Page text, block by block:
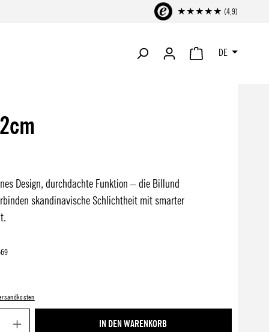
★★★★★ (4,9)
WARENKORB
DE
Design, durchdachte Funktion – die Billund
skandinavische Schlichtheit mit smarter
Produkt Anzahl: Gib den gewünschten Wert ein
IN DEN WARENKORB